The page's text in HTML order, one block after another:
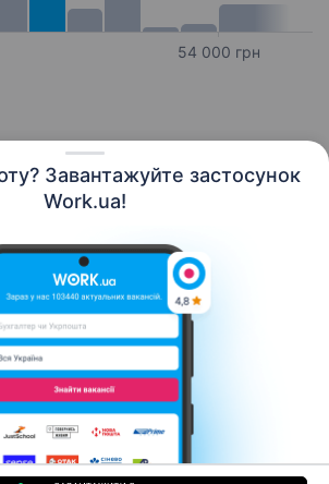
Завантажуйте застосунок
Work.ua!
54 000 грн
Про нас
Кар’єра
Допомога Умови використання